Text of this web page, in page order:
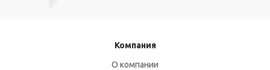
Компания
О компании